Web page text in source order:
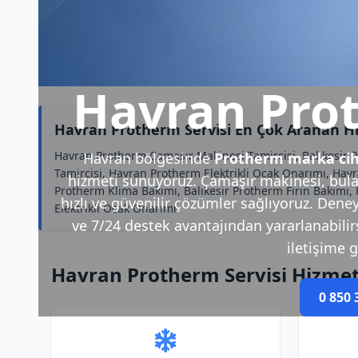
Havran
Havran bölgesindeProtherm marka
hizmeti sunuyoruz. Çamaşır makinesi,
hızlı ve güvenilir çözümler sağlıyoruz.
ve 7/24 destek avantajından
iletişime
0 850
Havran Protherm Servisi En Çok Aranan
Havran Protherm Çamaşır Makinesi Tamircisi,
Tamircisi, Havran Protherm Elektrikli Ocak Onarımı,
Protherm Klima Bakımı, Balıkesir Protherm Fırın
Elektrikli Ocak Onarımı
Havran Protherm Servisi